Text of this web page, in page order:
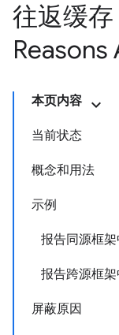
往返缓
Reasons
本页内容
当前状态
概念和用法
示例
报告同源框
报告跨源框
屏蔽原因